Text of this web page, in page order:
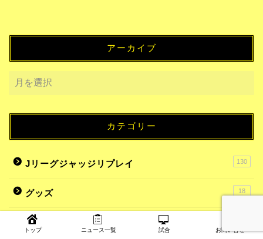
アーカイブ
カテゴリー
Jリーグジャッジリプレイ 130
グッズ 18
スタジアムグルメ
トップ ニュース一覧 試合 お問い合せ